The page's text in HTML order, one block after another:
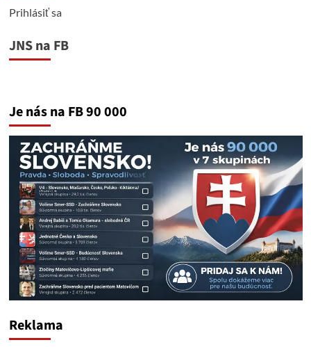
Prihlásiť sa
JNS na FB
Je nás na FB 90 000
Reklama